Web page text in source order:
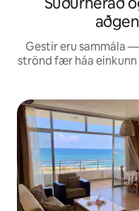
Gestir eru sammála
strönd fær háa